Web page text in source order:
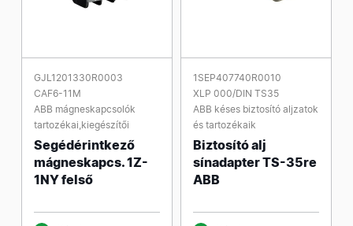
GJL1201330R0003
CAF6-11M
ABB mágneskapcsolók
tartozékai,kiegészítői
Segédérintkező
mágneskapcs. 1Z-
1NY felső
1SEP407740R0010
XLP 000/DIN TS35
ABB késes biztosító aljzatok
és tartozékaik
Biztosító alj
sínadapter TS-35re
ABB